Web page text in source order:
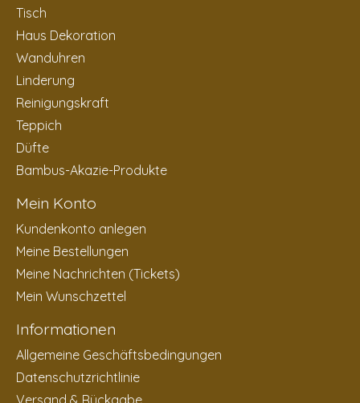
Tisch
Haus Dekoration
Wanduhren
Linderung
Reinigungskraft
Teppich
Düfte
Bambus-Akazie-Produkte
Mein Konto
Kundenkonto anlegen
Meine Bestellungen
Meine Nachrichten (Tickets)
Mein Wunschzettel
Informationen
Allgemeine Geschäftsbedingungen
Datenschutzrichtlinie
Versand & Rückgabe